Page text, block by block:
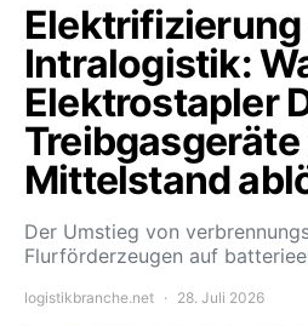
Elektrifizierung
Intralogistik:
Elektrostapler
Treibgasgeräte
Mittelstand
Der Umstieg von
Flurförderzeugen auf
logistikbranche.net 28. Juli 2026